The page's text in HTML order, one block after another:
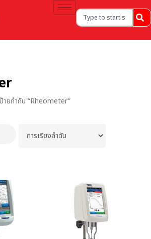
ายกำกับ “Rheometer”